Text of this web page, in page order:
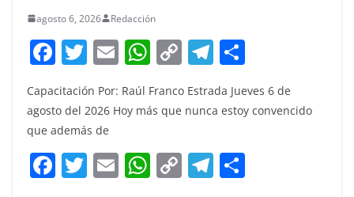
agosto 6, 2026 Redacción
F
c
e
b
o
T
itt
er
E
ai
W
at
A
p
C
p
Li
n
T
e
a
m
ar
e
Capacitación Por: Raúl Franco Estrada Jueves 6 de
agosto del 2026 Hoy más que nunca estoy convencido
que además de
F T E W C T